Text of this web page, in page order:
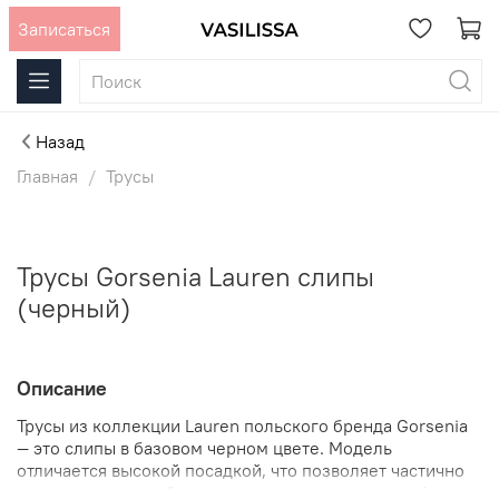
Записаться
Назад
Главная
Трусы
Трусы Gorsenia Lauren слипы
(черный)
Описание
Трусы из коллекции Lauren польского бренда Gorsenia
— это слипы в базовом черном цвете. Модель
отличается высокой посадкой, что позволяет частично